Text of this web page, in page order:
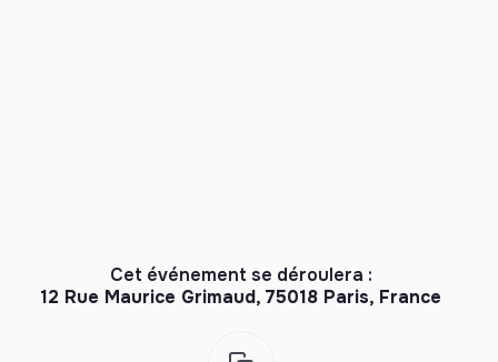
Cet événement se déroulera :
12 Rue Maurice Grimaud, 75018 Paris, France